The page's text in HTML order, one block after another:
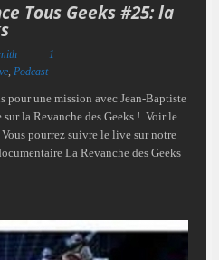
Tous Geeks #25: la
1
, Podcast
pour une mission avec Jean-Baptiste
la Revanche des Geeks ! Voir le
pourrez suivre le live sur notre
La Revanche des Geeks